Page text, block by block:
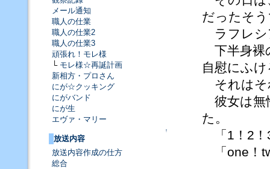
メール通知
職人の仕業
職人の仕業2
職人の仕業3
頑張れ！モレ様
└ モレ様☆再誕計画
新相方・プロさん
にが☆クッキング
にがバンド
にが生
エヴァ・マリー
↑
放送内容
放送内容作成の仕方
総合
だったそ
ラフレシ
下半身裸
自慰にふ
それはそ
彼女は無
た。
「1！2！
「one！